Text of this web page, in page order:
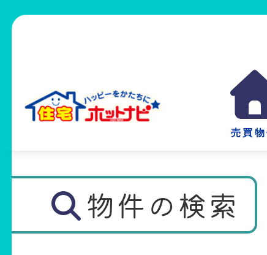
売買
物件の検索